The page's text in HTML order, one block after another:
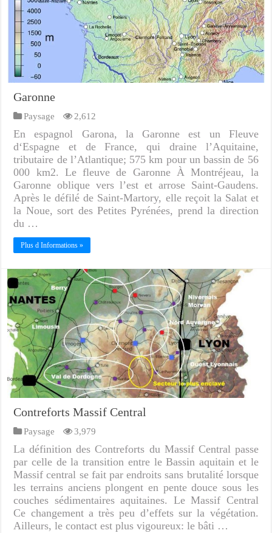
Garonne
Paysage 2,612
En espagnol Garona, la Garonne est un Fleuve
d‘Espagne et de France, qui draine l’Aquitaine,
tributaire de l’Atlantique; 575 km pour un bassin de 56
000 km2. Le fleuve de Garonne À Montréjeau, la
Garonne oblique vers l’est et arrose Saint-Gaudens.
Après le défilé de Saint-Martory, elle reçoit la Salat et
la Noue, sort des Petites Pyrénées, prend la direction
du …
Plus d Informations »
Contreforts Massif Central
Paysage 3,979
La définition des Contreforts du Massif Central passe
par celle de la transition entre le Bassin aquitain et le
Massif central se fait par endroits sans brutalité lorsque
les terrains anciens plongent en pente douce sous les
couches sédimentaires aquitaines. Le Massif Central
Ce changement a très peu d’effets sur la végétation.
Ailleurs, le contact est plus vigoureux: le bâti …